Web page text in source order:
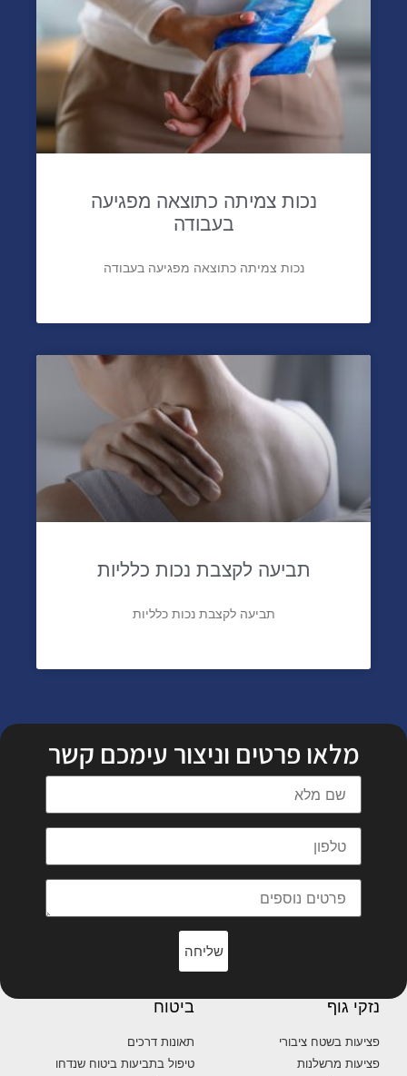
נכות צמיתה כתוצאה מפגיעה
בעבודה
נכות צמיתה כתוצאה מפגיעה בעבודה
תביעה לקצבת נכות כלליות
תביעה לקצבת נכות כלליות
מלאו פרטים וניצור עימכם קשר
שליחה
נזקי גוף
פציעות בשטח ציבורי
פציעות מרשלנות
ביטוח
תאונות דרכים
טיפול בתביעות ביטוח שנדחו